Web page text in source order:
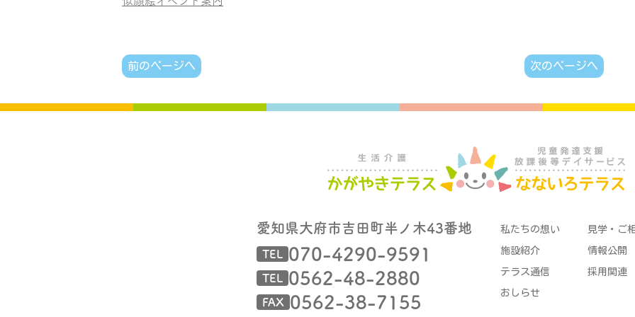
前のページへ 次のページへ
愛知県大府市吉田町半ノ木43番地
TEL 070-4290-9591
TEL 0562-48-2880
FAX 0562-38-7155
私たちの想い 見学・ご
施設紹介 情報公開
テラス通信 採用関連
おしらせ